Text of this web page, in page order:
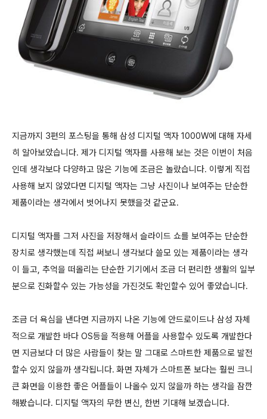
지금까지 3편의 포스팅을 통해 삼성 디지털 액자 1000W에 대해 자세
히 알아보았습니다. 제가 디지털 액자를 사용해 보는 것은 이번이 처음
인데 생각보다 다양하고 많은 기능에 조금은 놀랐습니다. 이렇게 직접
사용해 보지 않았다면 디지털 액자는 그냥 사진이나 보여주는 단순한
제품이라는 생각에서 벗어나지 못했을것 같군요.
디지털 액자를 그저 사진을 저장해서 슬라이드 쇼를 보여주는 단순한
장치로 생각했는데 직접 써보니 생각보다 쓸모 있는 제품이라는 생각
이 들고, 추억을 떠올리는 단순한 기기에서 조금 더 편리한 생활의 일부
분으로 진화할수 있는 가능성을 가진것도 확인할수 있어 좋았습니다.
조금 더 욕심을 낸다면 지금까지 나온 기능에 안드로이드나 삼성 자체
적으로 개발한 바다 OS등을 적용해 어플을 사용할수 있도록 개발한다
면 지금보다 더 많은 사람들이 찾는 말 그대로 스마트한 제품으로 발전
할수 있지 않을까 생각됩니다. 화면 자체가 스마트폰 보다는 훨씬 크니
큰 화면을 이용한 좋은 어플들이 나올수 있지 않을까 하는 생각을 잠깐
해봤습니다. 디지털 액자의 무한 변신, 한번 기대해 보겠습니다.